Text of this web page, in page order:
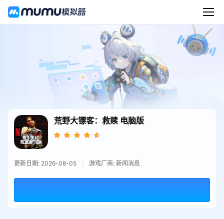
荒野大镖客：救赎 电脑版
更新日期: 2026-08-05 游戏厂商: 新闻消息